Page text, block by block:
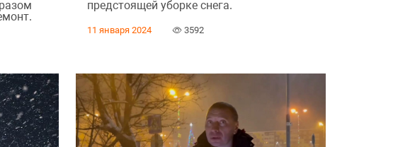
предстоящей уборке снега.
11 января 2024 3592